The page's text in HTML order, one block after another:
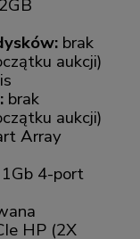
brak
aukcji)
brak
aukcji)
Array
4-port
HP (2X